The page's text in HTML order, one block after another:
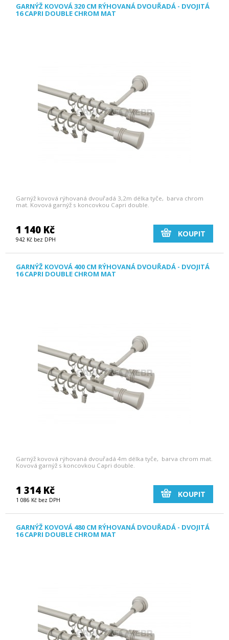
GARNÝŽ KOVOVÁ 320 CM RÝHOVANÁ DVOUŘADÁ - DVOJITÁ
16 CAPRI DOUBLE CHROM MAT
Garnýž kovová rýhovaná dvouřadá 3,2m délka tyče, barva chrom
mat. Kovová garnýž s koncovkou Capri double.
1 140 Kč
942 Kč bez DPH
KOUPIT
GARNÝŽ KOVOVÁ 400 CM RÝHOVANÁ DVOUŘADÁ - DVOJITÁ
16 CAPRI DOUBLE CHROM MAT
Garnýž kovová rýhovaná dvouřadá 4m délka tyče, barva chrom mat.
Kovová garnýž s koncovkou Capri double.
1 314 Kč
1 086 Kč bez DPH
KOUPIT
GARNÝŽ KOVOVÁ 480 CM RÝHOVANÁ DVOUŘADÁ - DVOJITÁ
16 CAPRI DOUBLE CHROM MAT